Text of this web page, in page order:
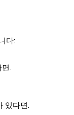
다:
.
있다면.